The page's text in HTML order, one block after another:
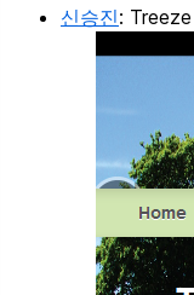
신승진: Treeze